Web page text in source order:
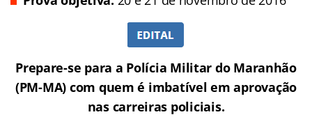
Prepare-se para a Polícia Militar do Maranhão
(PM-MA) com quem é imbatível em aprovação
nas carreiras policiais.